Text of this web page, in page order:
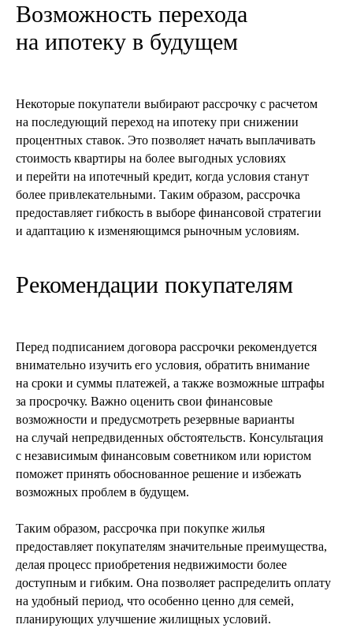
Возможность перехода
на ипотеку в будущем
Некоторые покупатели выбирают рассрочку с расчетом
на последующий переход на ипотеку при снижении
процентных ставок. Это позволяет начать выплачивать
стоимость квартиры на более выгодных условиях
и перейти на ипотечный кредит, когда условия станут
более привлекательными. Таким образом, рассрочка
предоставляет гибкость в выборе финансовой стратегии
и адаптацию к изменяющимся рыночным условиям.
Рекомендации покупателям
Перед подписанием договора рассрочки рекомендуется
внимательно изучить его условия, обратить внимание
на сроки и суммы платежей, а также возможные штрафы
за просрочку. Важно оценить свои финансовые
возможности и предусмотреть резервные варианты
на случай непредвиденных обстоятельств. Консультация
с независимым финансовым советником или юристом
поможет принять обоснованное решение и избежать
возможных проблем в будущем.
Таким образом, рассрочка при покупке жилья
предоставляет покупателям значительные преимущества,
делая процесс приобретения недвижимости более
доступным и гибким. Она позволяет распределить оплату
на удобный период, что особенно ценно для семей,
планирующих улучшение жилищных условий.
Я соглашаюсь с политикой конфиденциальности
Получить консультацию
вам перезвонит
Похожие статьи